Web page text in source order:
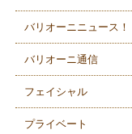
バリオーニニュース！
バリオーニ通信
フェイシャル
プライベート